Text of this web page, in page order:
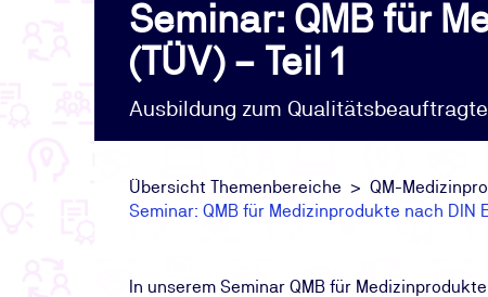
Seminar: QMB für
(TÜV) – Teil 1
Ausbildung zum
Übersicht Themenbereiche
QM-
Seminar: QMB für Medizinprodukte nach DIN
In unserem Seminar QMB für